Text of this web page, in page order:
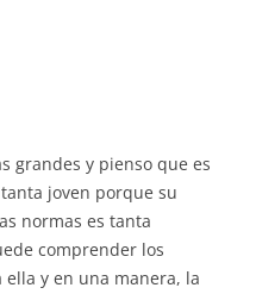
grandes y pienso que es
joven porque su
normas es tanta
comprender los
y en una manera, la